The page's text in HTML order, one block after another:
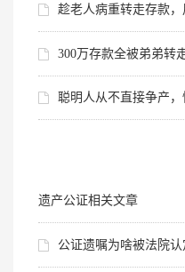
趁老人病重转走存款，
遗产公证相关文章
公证遗嘱为啥被法院认